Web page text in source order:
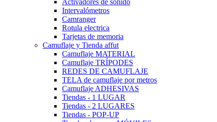
Activadores de sonido
Intervalómetros
Camranger
Rotula electrica
Tarjetas de memoria
Camuflaje y Tienda affut
Camuflaje MATERIAL
Camuflaje TRÍPODES
REDES DE CAMUFLAJE
TELA de camuflaje por metros
Camuflaje ADHESIVAS
Tiendas - 1 LUGAR
Tiendas - 2 LUGARES
Tiendas - POP-UP